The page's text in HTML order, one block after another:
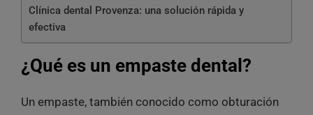
Clínica dental Provenza: una solución rápida y
efectiva
¿Qué es un empaste dental?
Un empaste, también conocido como obturación